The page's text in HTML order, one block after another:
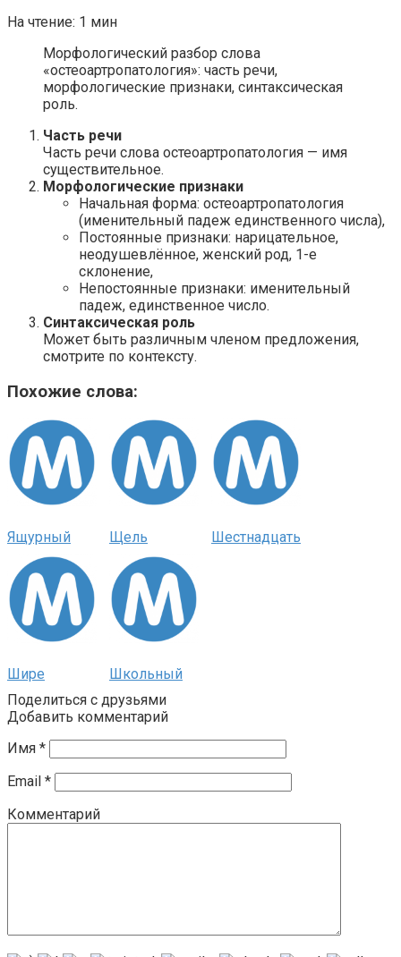
На чтение: 1 мин
Морфологический разбор слова
«остеоартропатология»: часть речи,
морфологические признаки, синтаксическая
роль.
Часть речи
Часть речи слова остеоартропатология — имя
существительное.
Морфологические признаки
Начальная форма: остеоартропатология
(именительный падеж единственного числа),
Постоянные признаки: нарицательное,
неодушевлённое, женский род, 1-е
склонение,
Непостоянные признаки: именительный
падеж, единственное число.
Синтаксическая роль
Может быть различным членом предложения,
смотрите по контексту.
Похожие слова:
Ящурный Щель Шестнадцать
Шире
Школьный
Поделиться с друзьями
Добавить комментарий
Имя *
Email *
Комментарий